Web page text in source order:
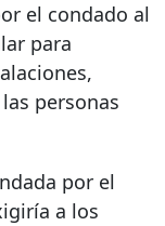
el condado al
para
personas
por el
a los